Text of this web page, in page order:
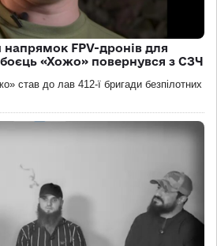
FPV-дронів для
«Хожо» повернувся з СЗЧ
став до лав 412-ї бригади безпілотних